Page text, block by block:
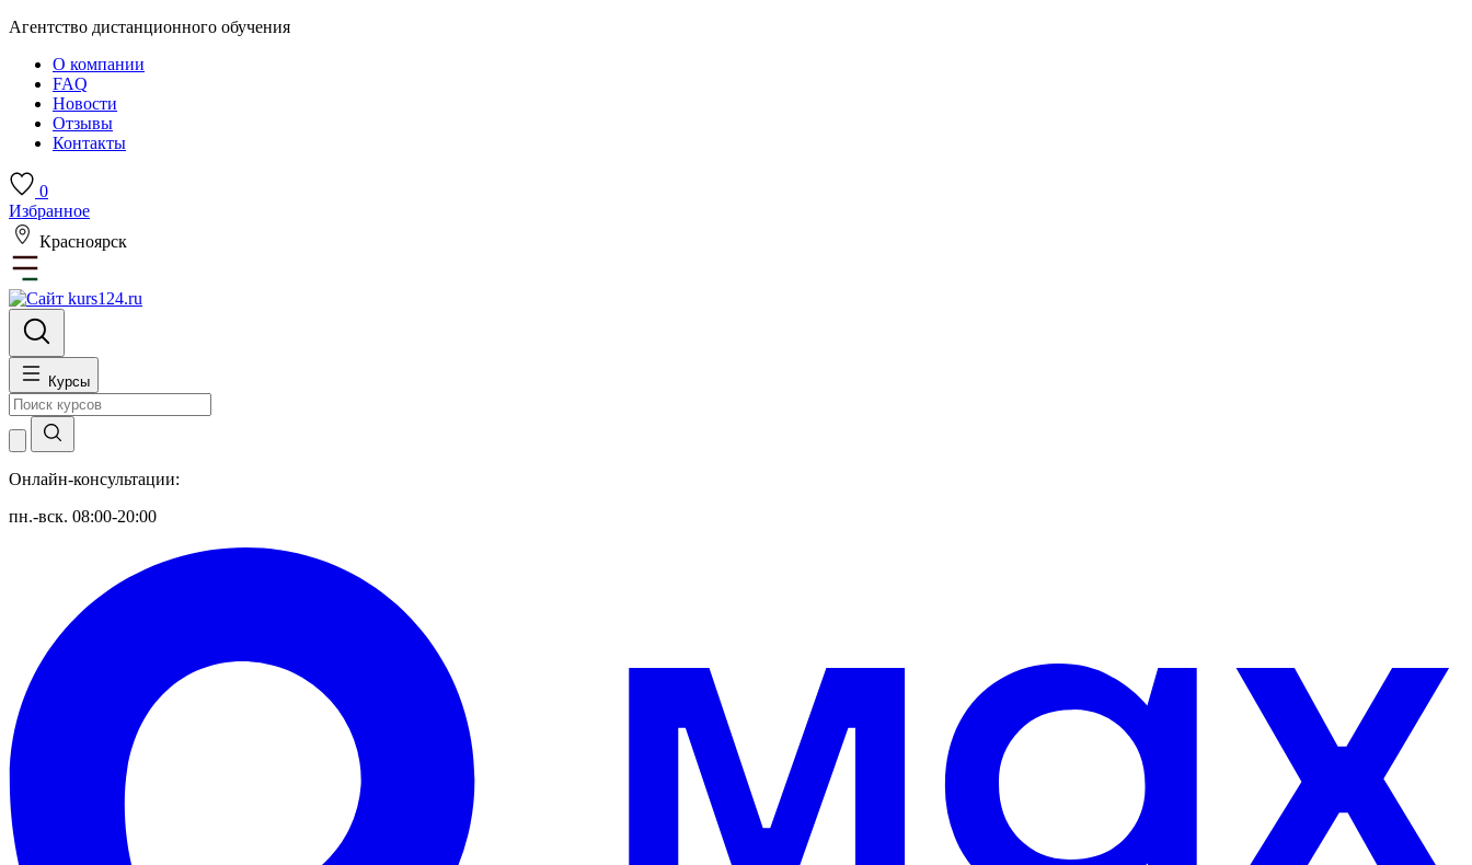
Агентство дистанционного обучения
О компании
FAQ
Новости
Отзывы
Контакты
0
Избранное
Красноярск
Курсы
Онлайн-консультации:
пн.-вск. 08:00-20:00